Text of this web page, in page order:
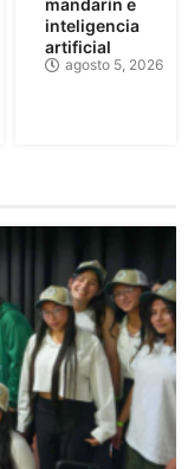
mandarín e
inteligencia
artificial
agosto 5, 2026